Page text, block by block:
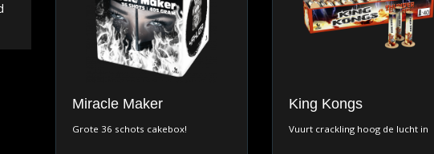
Miracle Maker
Grote 36 schots cakebox!
King Kongs
Vuurt crackling hoog de lucht in